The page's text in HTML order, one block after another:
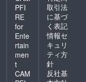
PFI
RE
for
Ente
rtain
men
t
CAM
取引法
に基づ
く表記
情報セ
キュリ
ティ方
針
反社基